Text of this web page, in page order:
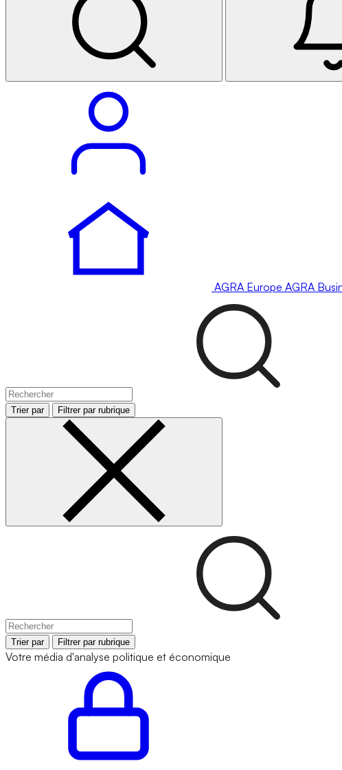
AGRA Europe AGRA
Trier par Filtrer par rubrique
Trier par Filtrer par rubrique
Votre média d'analyse politique et économique